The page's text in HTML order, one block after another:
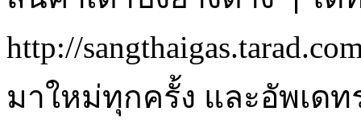
http://
มาใหม่ทุกครั้ง และอัพเด